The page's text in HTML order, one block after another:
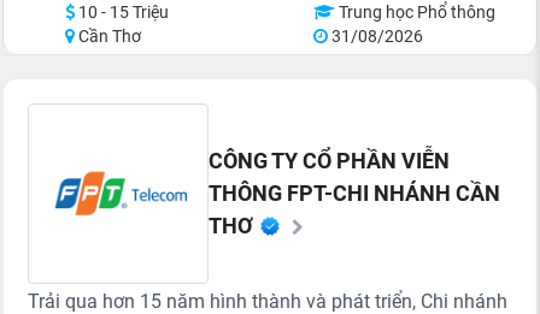
10 - 15 Triệu
Trung học Phổ thông
Cần Thơ
31/08/2026
CÔNG TY CỔ PHẦN VIỄN
THÔNG FPT-CHI NHÁNH CẦN
THƠ
Trải qua hơn 15 năm hình thành và phát triển, Chi nhánh